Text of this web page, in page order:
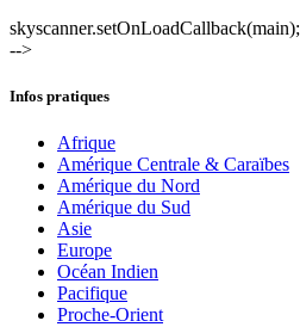
skyscanner.setOnLoadCallback(main);
-->
Infos pratiques
Afrique
Amérique Centrale & Caraïbes
Amérique du Nord
Amérique du Sud
Asie
Europe
Océan Indien
Pacifique
Proche-Orient